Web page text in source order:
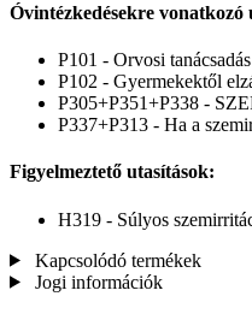
Óvintézkedésekre vonatkozó
P101 - Orvosi
P102 - Gyermekektől
P305+P351+P338 -
P337+P313 - Ha a
Figyelmeztető utasítások:
H319 - Súlyos
Kapcsolódó termékek
Jogi információk